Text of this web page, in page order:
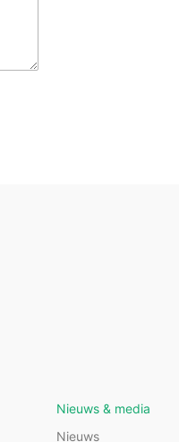
Nieuws & media
Nieuws